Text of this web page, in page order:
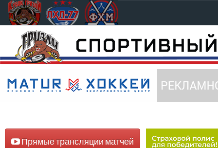
Прямые трансляции матчей